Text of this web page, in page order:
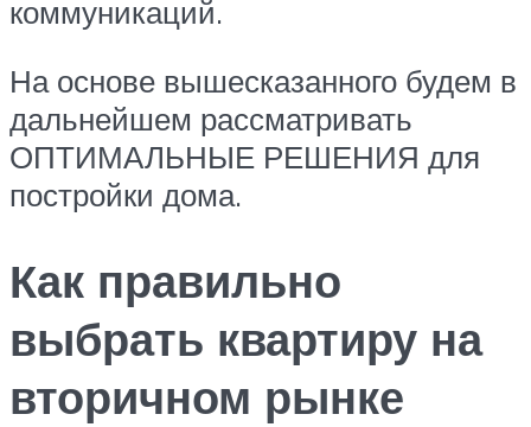
коммуникаций.
На основе вышесказанного будем в
дальнейшем рассматривать
ОПТИМАЛЬНЫЕ РЕШЕНИЯ для
постройки дома.
Как правильно
выбрать квартиру на
вторичном рынке